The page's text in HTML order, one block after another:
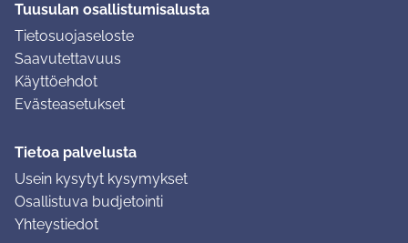
Tuusulan osallistumisalusta
Tietosuojaseloste
Saavutettavuus
Käyttöehdot
Evästeasetukset
Tietoa palvelusta
Usein kysytyt kysymykset
Osallistuva budjetointi
Yhteystiedot